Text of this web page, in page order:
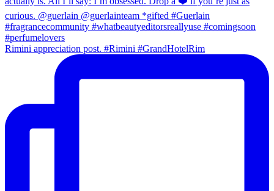
Rimini appreciation post. #Rimini #GrandHotelRim